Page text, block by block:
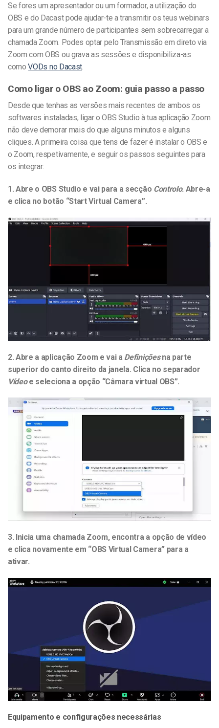
Se fores um apresentador ou um formador, a utilização do
OBS e do Dacast pode ajudar-te a transmitir os teus webinars
para um grande número de participantes sem sobrecarregar a
chamada Zoom. Podes optar peloTransmissão em direto via
Zoom com OBS ou grava as sessões e disponibiliza-as
comoVODs no Dacast.
Como ligar o OBS ao Zoom: guia passo a passo
Desde que tenhas as versões mais recentes de ambos os
softwares instaladas, ligar o OBS Studio à tua aplicação Zoom
não deve demorar mais do que alguns minutos e alguns
cliques. A primeira coisa que tens de fazer é instalar o OBS e
o Zoom, respetivamente, e seguir os passos seguintes para
os integrar:
1. Abre o OBS Studio e vai para a secção Controlo. Abre-a
e clica no botão “Start Virtual Camera”.
2. Abre a aplicação Zoom e vai a Definiçõesna parte
superior do canto direito da janela. Clica no separador
Vídeoe seleciona a opção “Câmara virtual OBS”.
3. Inicia uma chamada Zoom, encontra a opção de vídeo
e clica novamente em “OBS Virtual Camera” para a
ativar.
Equipamento e configurações necessárias